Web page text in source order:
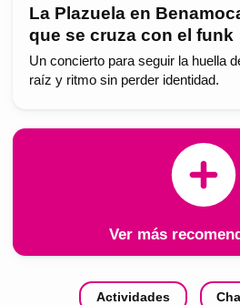
La Plazuela en
que se cruza con el funk
Un concierto para seguir la huella
raíz y ritmo sin perder identidad.
Ver más
Actividades